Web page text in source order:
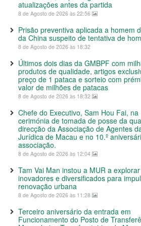
atualizações antes da partida
8 de Agosto de 2026 às 22:56
Prisão preventiva aplicada a homem
da China suspeito de tentativa de
8 de Agosto de 2026 às 18:32
Últimos dois dias da GMBPF com
produtos de qualidade, artigos
preço de 1 pataca e sorteio com
valor de milhões de patacas
8 de Agosto de 2026 às 18:32
Chefe do Executivo, Sam Hou Fai, na
cerimónia de tomada de posse da
direcção da Associação de Agentes
Jurídica de Macau e no 10.º
associação.
8 de Agosto de 2026 às 12:04
Tam Vai Man instou a MUR a
inovadores e diversificados para
renovação urbana
8 de Agosto de 2026 às 11:28
Terceiro aniversário da entrada em
Funcionamento do Posto de